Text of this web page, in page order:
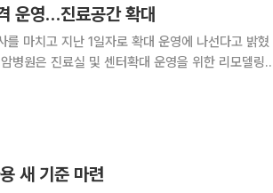
운영…진료공간 확대
마치고 지난 1일자로 확대 운영에 나선다고 밝혔
새 기준 마련